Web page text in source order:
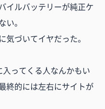
イルバッテリーが純正ケ
。
づいてイヤだった。
ってくる人なんかもい
終的には左右にサイトが